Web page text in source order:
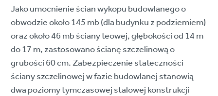
Jako umocnienie ścian wykopu budowlanego o
obwodzie około 145 mb (dla budynku z podziemiem)
oraz około 46 mb ściany teowej, głębokości od 14 m
do 17 m, zastosowano ścianę szczelinową o
grubości 60 cm. Zabezpieczenie stateczności
ściany szczelinowej w fazie budowlanej stanowią
dwa poziomy tymczasowej stalowej konstrukcji